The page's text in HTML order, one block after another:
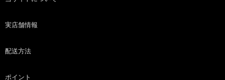
実店舗情報
配送方法
ポイント